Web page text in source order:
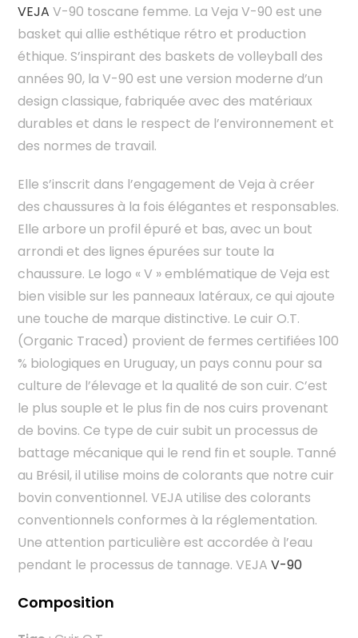
VEJA V-90 toscane femme. La Veja V-90 est une
basket qui allie esthétique rétro et production
éthique. S’inspirant des baskets de volleyball des
années 90, la V-90 est une version moderne d’un
design classique, fabriquée avec des matériaux
durables et dans le respect de l’environnement et
des normes de travail.
Elle s’inscrit dans l’engagement de Veja à créer
des chaussures à la fois élégantes et responsables.
Elle arbore un profil épuré et bas, avec un bout
arrondi et des lignes épurées sur toute la
chaussure. Le logo « V » emblématique de Veja est
bien visible sur les panneaux latéraux, ce qui ajoute
une touche de marque distinctive. Le cuir O.T.
(Organic Traced) provient de fermes certifiées 100
% biologiques en Uruguay, un pays connu pour sa
culture de l’élevage et la qualité de son cuir. C’est
le plus souple et le plus fin de nos cuirs provenant
de bovins. Ce type de cuir subit un processus de
battage mécanique qui le rend fin et souple. Tanné
au Brésil, il utilise moins de colorants que notre cuir
bovin conventionnel. VEJA utilise des colorants
conventionnels conformes à la réglementation.
Une attention particulière est accordée à l’eau
pendant le processus de tannage. VEJAV-90
Composition